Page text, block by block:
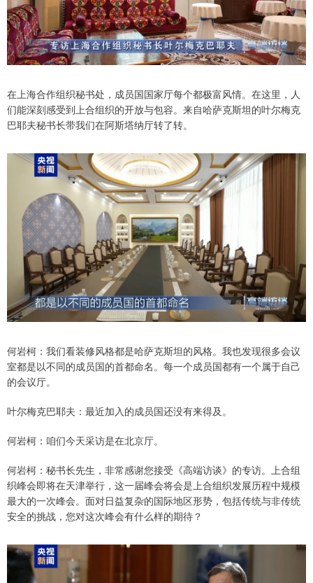
在上海合作组织秘书处，成员国国家厅每个都极富风情。在这里，人
们能深刻感受到上合组织的开放与包容。来自哈萨克斯坦的叶尔梅克
巴耶夫秘书长带我们在阿斯塔纳厅转了转。
何岩柯：我们看装修风格都是哈萨克斯坦的风格。我也发现很多会议
室都是以不同的成员国的首都命名。每一个成员国都有一个属于自己
的会议厅。
叶尔梅克巴耶夫：最近加入的成员国还没有来得及。
何岩柯：咱们今天采访是在北京厅。
何岩柯：秘书长先生，非常感谢您接受《高端访谈》的专访。上合组
织峰会即将在天津举行，这一届峰会将会是上合组织发展历程中规模
最大的一次峰会。面对日益复杂的国际地区形势，包括传统与非传统
安全的挑战，您对这次峰会有什么样的期待？